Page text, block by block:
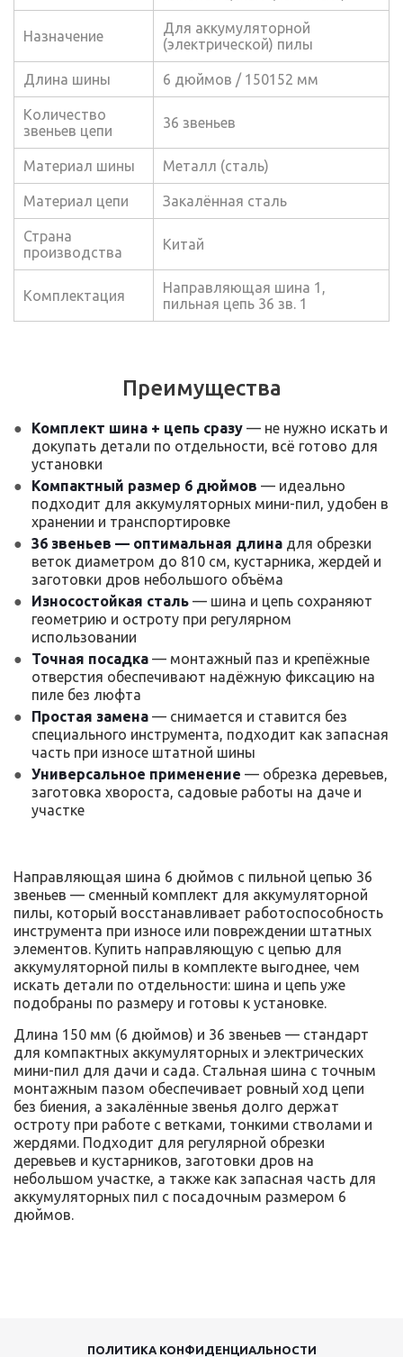
Назначение
Для аккумуляторной
(электрической) пилы
Длина шины 6 дюймов / 150152 мм
Количество
звеньев цепи
36 звеньев
Материал шины Металл (сталь)
Материал цепи Закалённая сталь
Страна
производства
Китай
Комплектация
Направляющая шина 1,
пильная цепь 36 зв. 1
Преимущества
Комплект шина + цепь сразу — не нужно искать и
докупать детали по отдельности, всё готово для
установки
Компактный размер 6 дюймов — идеально
подходит для аккумуляторных мини-пил, удобен в
хранении и транспортировке
36 звеньев — оптимальная длина для обрезки
веток диаметром до 810 см, кустарника, жердей и
заготовки дров небольшого объёма
Износостойкая сталь — шина и цепь сохраняют
геометрию и остроту при регулярном
использовании
Точная посадка — монтажный паз и крепёжные
отверстия обеспечивают надёжную фиксацию на
пиле без люфта
Простая замена — снимается и ставится без
специального инструмента, подходит как запасная
часть при износе штатной шины
Универсальное применение — обрезка деревьев,
заготовка хвороста, садовые работы на даче и
участке
Направляющая шина 6 дюймов с пильной цепью 36
звеньев — сменный комплект для аккумуляторной
пилы, который восстанавливает работоспособность
инструмента при износе или повреждении штатных
элементов. Купить направляющую с цепью для
аккумуляторной пилы в комплекте выгоднее, чем
искать детали по отдельности: шина и цепь уже
подобраны по размеру и готовы к установке.
Длина 150 мм (6 дюймов) и 36 звеньев — стандарт
для компактных аккумуляторных и электрических
мини-пил для дачи и сада. Стальная шина с точным
монтажным пазом обеспечивает ровный ход цепи
без биения, а закалённые звенья долго держат
остроту при работе с ветками, тонкими стволами и
жердями. Подходит для регулярной обрезки
деревьев и кустарников, заготовки дров на
небольшом участке, а также как запасная часть для
аккумуляторных пил с посадочным размером 6
дюймов.
ПОЛИТИКА КОНФИДЕНЦИАЛЬНОСТИ